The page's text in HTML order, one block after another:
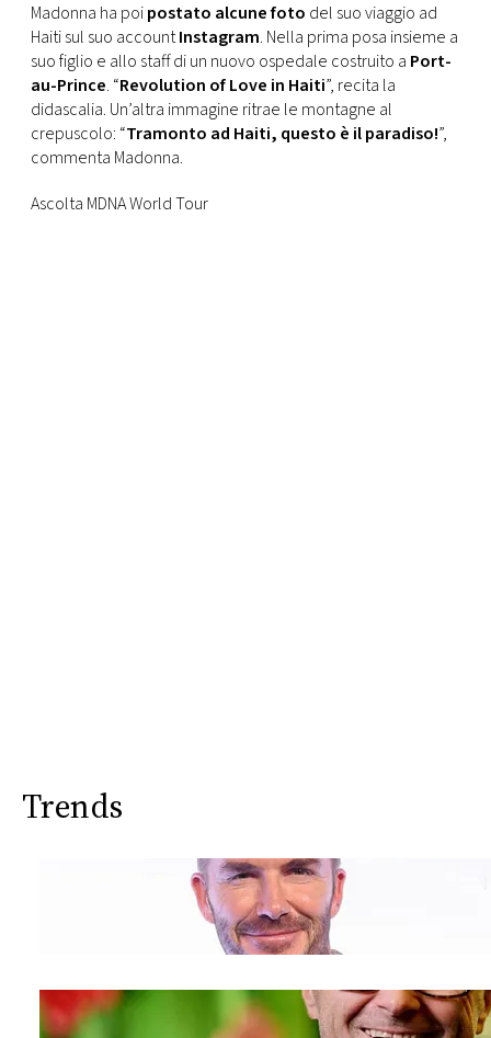
Madonna ha poipostato alcune foto del suo viaggio ad
Haiti sul suo accountInstagram. Nella prima posa insieme a
suo figlio e allo staff di un nuovo ospedale costruito a Port-
au-Prince. “Revolution of Love in Haiti”, recita la
didascalia. Un’altra immagine ritrae le montagne al
crepuscolo: “Tramonto ad Haiti, questo è il paradiso!”,
commenta Madonna.
Ascolta MDNA World Tour
Trends